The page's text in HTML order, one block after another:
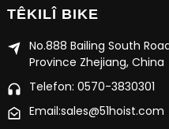
TÊKILÎ BIKE
No.888 Bailing South
Province Zhejiang, China
Telefon: 0570-3830301
Email:sales@51hoist.com